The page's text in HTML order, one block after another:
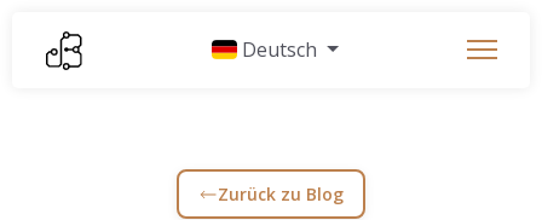
Deutsch
Zurück zu Blog